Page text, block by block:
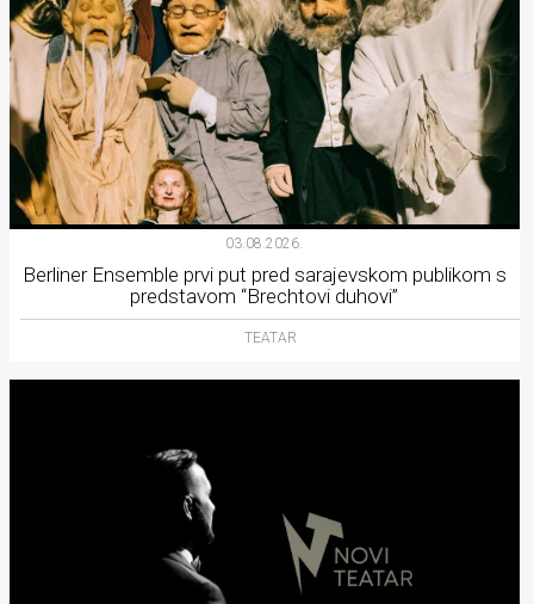
03.08.2026.
Berliner Ensemble prvi put pred sarajevskom publikom s
predstavom “Brechtovi duhovi”
TEATAR